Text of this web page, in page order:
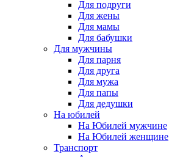
Для подруги
Для жены
Для мамы
Для бабушки
Для мужчины
Для парня
Для друга
Для мужа
Для папы
Для дедушки
На юбилей
На Юбилей мужчине
На Юбилей женщине
Транспорт